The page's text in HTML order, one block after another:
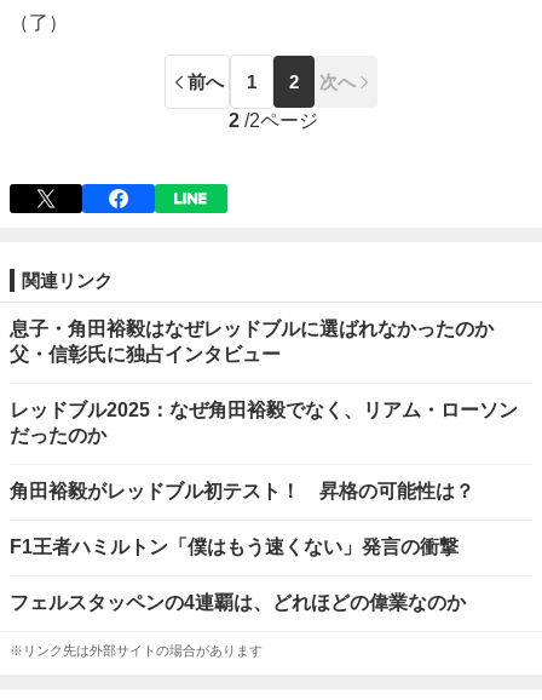
（了）
前へ 1 2
次へ
2 /2ページ
関連リンク
息子・角田裕毅はなぜレッドブルに選ばれなかったのか
父・信彰氏に独占インタビュー
レッドブル2025：なぜ角田裕毅でなく、リアム・ローソン
だったのか
角田裕毅がレッドブル初テスト！ 昇格の可能性は？
F1王者ハミルトン「僕はもう速くない」発言の衝撃
フェルスタッペンの4連覇は、どれほどの偉業なのか
※リンク先は外部サイトの場合があります